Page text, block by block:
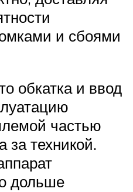
и сбоями
обкатка и ввод
частью
за техникой.
дольше